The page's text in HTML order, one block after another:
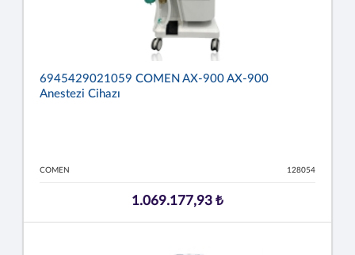
6945429021059 COMEN AX-900 AX-900
Anestezi Cihazı
COMEN 128054
1.069.177,93 ₺